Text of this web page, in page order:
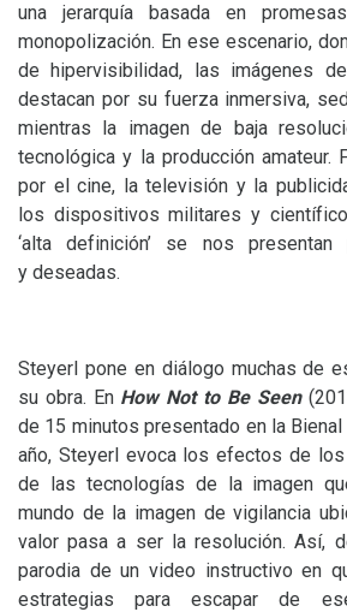
una jerarquía basada en
monopolización. En ese escenario,
de hipervisibilidad, las imágenes
destacan por su fuerza inmersiva,
mientras la imagen de baja
tecnológica y la producción amateur.
por el cine, la televisión y la
los dispositivos militares y
‘alta definición’ se nos presentan
y deseadas.
Steyerl pone en diálogo muchas de
su obra. En How Not to Be Seen
de 15 minutos presentado en la
año, Steyerl evoca los efectos de
de las tecnologías de la imagen
mundo de la imagen de vigilancia
valor pasa a ser la resolución. Así,
parodia de un video instructivo en
estrategias para escapar de